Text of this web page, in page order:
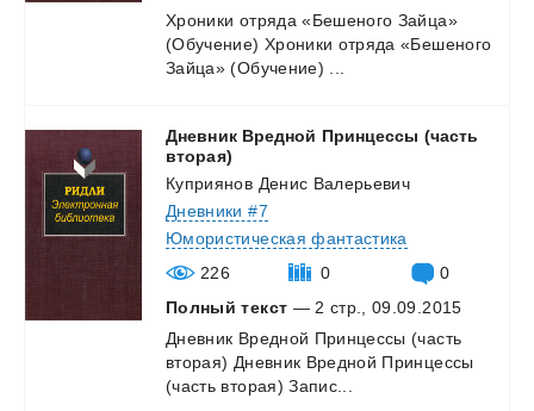
Хроники отряда «Бешеного Зайца»
(Обучение) Хроники отряда «Бешеного
Зайца» (Обучение)
Дневник Вредной Принцессы (часть
вторая)
Куприянов Денис Валерьевич
Дневники #7
Юмористическая фантастика
226
0
0
Полный текст — 2 стр., 09.09.2015
Дневник Вредной Принцессы (часть
вторая) Дневник Вредной Принцессы
(часть вторая) Запис...